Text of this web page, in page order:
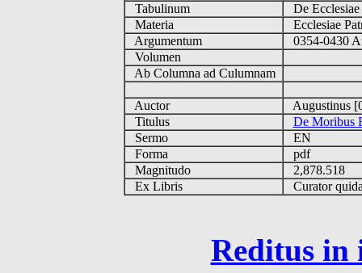
Tabulinum
De
Materia
Ecclesiae
Argumentum
0354-0430
Volumen
Ab Columna ad Culumnam
Auctor
Augustinus
Titulus
De Moribus
Sermo
EN
Forma
pdf
Magnitudo
Ex Libris
Curator
Reditus in